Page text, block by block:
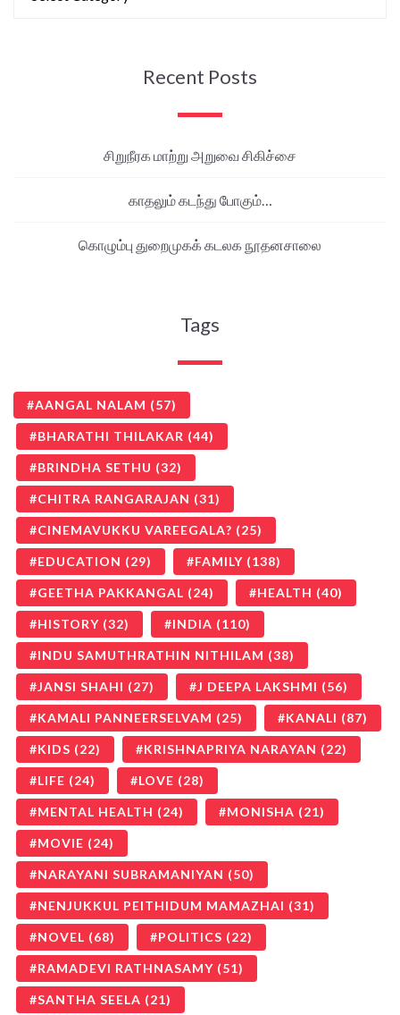
Recent Posts
சிறுநீரக மாற்று அறுவை சிகிச்சை
காதலும் கடந்து போகும்…
கொழும்பு துறைமுகக் கடலக நூதனசாலை
Tags
AANGAL NALAM (57)
BHARATHI THILAKAR (44)
BRINDHA SETHU (32)
CHITRA RANGARAJAN (31)
CINEMAVUKKU VAREEGALA? (25)
EDUCATION (29) FAMILY (138)
GEETHA PAKKANGAL (24) HEALTH (40)
HISTORY (32) INDIA (110)
INDU SAMUTHRATHIN NITHILAM (38)
JANSI SHAHI (27) J DEEPA LAKSHMI (56)
KAMALI PANNEERSELVAM (25) KANALI (87)
KIDS (22) KRISHNAPRIYA NARAYAN (22)
LIFE (24) LOVE (28)
MENTAL HEALTH (24) MONISHA (21)
MOVIE (24)
NARAYANI SUBRAMANIYAN (50)
NENJUKKUL PEITHIDUM MAMAZHAI (31)
NOVEL (68) POLITICS (22)
RAMADEVI RATHNASAMY (51)
SANTHA SEELA (21)